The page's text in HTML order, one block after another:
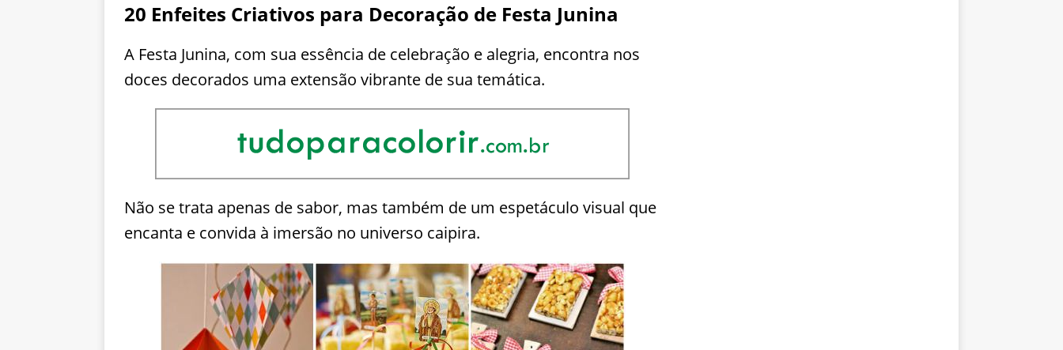
20 Enfeites Criativos para Decoração de Festa Junina
A Festa Junina, com sua essência de celebração e alegria, encontra nos
doces decorados uma extensão vibrante de sua temática.
Não se trata apenas de sabor, mas também de um espetáculo visual que
encanta e convida à imersão no universo caipira.